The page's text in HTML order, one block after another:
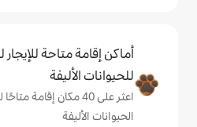
للإيجار لقضاء العطلات مناسبة
40 مكان إقامة متاحًا للإيجار تسمح باصطحاب